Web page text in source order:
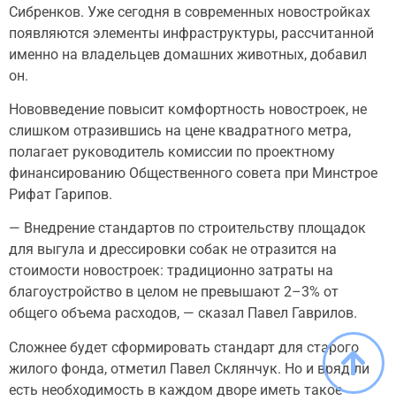
Сибренков. Уже сегодня в современных новостройках
появляются элементы инфраструктуры, рассчитанной
именно на владельцев домашних животных, добавил
он.
Нововведение повысит комфортность новостроек, не
слишком отразившись на цене квадратного метра,
полагает руководитель комиссии по проектному
финансированию Общественного совета при Минстрое
Рифат Гарипов.
— Внедрение стандартов по строительству площадок
для выгула и дрессировки собак не отразится на
стоимости новостроек: традиционно затраты на
благоустройство в целом не превышают 2–3% от
общего объема расходов, — сказал Павел Гаврилов.
Сложнее будет сформировать стандарт для старого
жилого фонда, отметил Павел Склянчук. Но и вряд ли
есть необходимость в каждом дворе иметь такое